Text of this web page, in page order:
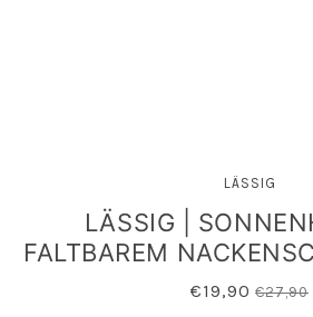
LÄSSIG
LÄSSIG |
FALTBAREM
€19,90 €27,90